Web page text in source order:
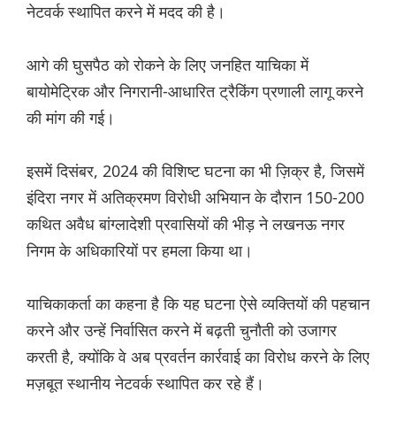
नेटवर्क स्थापित करने में मदद की है।
आगे की घुसपैठ को रोकने के लिए जनहित याचिका में
बायोमेट्रिक और निगरानी-आधारित ट्रैकिंग प्रणाली लागू करने
की मांग की गई।
इसमें दिसंबर, 2024 की विशिष्ट घटना का भी ज़िक्र है, जिसमें
इंदिरा नगर में अतिक्रमण विरोधी अभियान के दौरान 150-200
कथित अवैध बांग्लादेशी प्रवासियों की भीड़ ने लखनऊ नगर
निगम के अधिकारियों पर हमला किया था।
याचिकाकर्ता का कहना है कि यह घटना ऐसे व्यक्तियों की पहचान
करने और उन्हें निर्वासित करने में बढ़ती चुनौती को उजागर
करती है, क्योंकि वे अब प्रवर्तन कार्रवाई का विरोध करने के लिए
मज़बूत स्थानीय नेटवर्क स्थापित कर रहे हैं।